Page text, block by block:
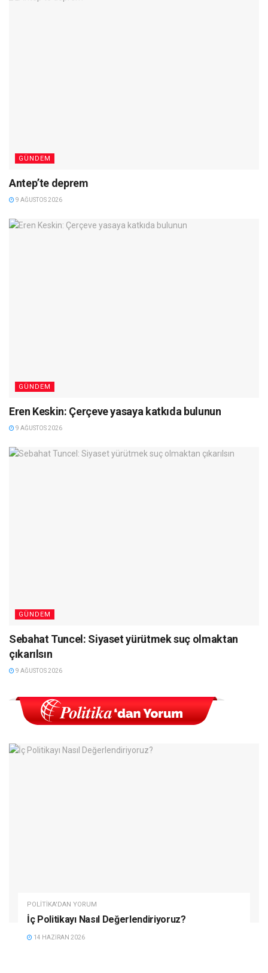
GÜNDEM
Antep’te deprem
9 AĞUSTOS 2026
GÜNDEM
Eren Keskin: Çerçeve yasaya katkıda bulunun
9 AĞUSTOS 2026
GÜNDEM
Sebahat Tuncel: Siyaset yürütmek suç olmaktan
çıkarılsın
9 AĞUSTOS 2026
POLITIKA'DAN YORUM
İç Politikayı Nasıl Değerlendiriyoruz?
14 HAZIRAN 2026